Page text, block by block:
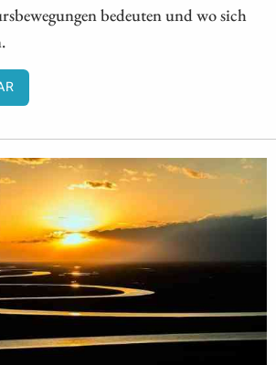
bedeuten und wo sich